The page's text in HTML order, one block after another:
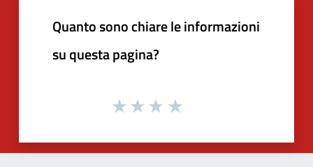
Quanto sono chiare le informazioni
su questa pagina?